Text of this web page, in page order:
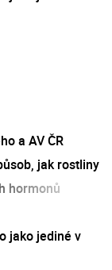
a AV ČR
jak rostliny
hormonů
jako jediné v